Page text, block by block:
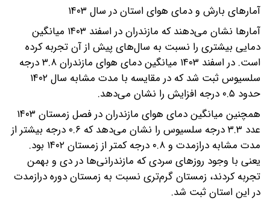
آمارهای بارش و دمای هوای استان در سال ۱۴۰۳
آمارها نشان می‌دهند که مازندران در اسفند ۱۴۰۳ میانگین
دمایی بیشتری را نسبت به سال‌های پیش از آن تجربه کرده
است. در اسفند ۱۴۰۳ میانگین دمای هوای مازندران ۳.۸ درجه
سلسیوس ثبت شد که در مقایسه با مدت مشابه سال ۱۴۰۲
حدود ۰.۵ درجه افزایش را نشان می‌دهد.
همچنین میانگین دمای هوای مازندران در فصل زمستان ۱۴۰۳
عدد ۳.۳ درجه سلسیوس را نشان می‌دهد که ۰.۶ درجه بیشتر از
مدت مشابه درازمدت و ۰.۸ درجه کمتر از زمستان ۱۴۰۲ بود.
یعنی با وجود روزهای سردی که مازندرانی‌ها در دی و بهمن
تجربه کردند، زمستان گرم‌تری نسبت به زمستان دوره درازمدت
در این استان ثبت شد.